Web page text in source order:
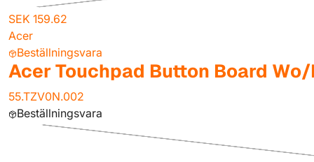
SEK 159.62
Acer
Beställningsvara
Acer Touchpad Button Board
55.TZV0N.002
Beställningsvara